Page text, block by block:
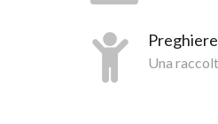
Una